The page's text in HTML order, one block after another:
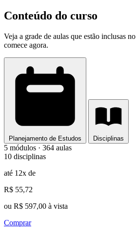
Conteúdo do curso
Veja a grade de aulas que estão inclusas
comece agora.
Planejamento de Estudos Disciplinas
5 módulos · 364 aulas
10 disciplinas
até 12x de
R$ 55,72
ou R$ 597,00 à vista
Comprar